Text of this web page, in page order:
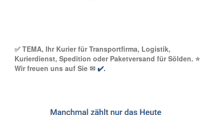
✅ TEMA, Ihr Kurier für Transportfirma, Logistik,
Kurierdienst, Spedition oder Paketversand für Sölden. ⭐
Wir freuen uns auf Sie ✉ ✔️.